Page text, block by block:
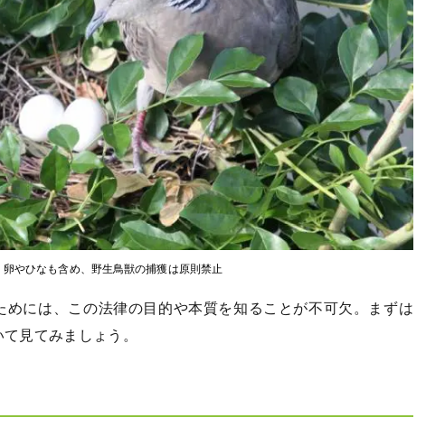
卵やひなも含め、野生鳥獣の捕獲は原則禁止
めには、この法律の目的や本質を知ることが不可欠。まずは
見てみましょう。